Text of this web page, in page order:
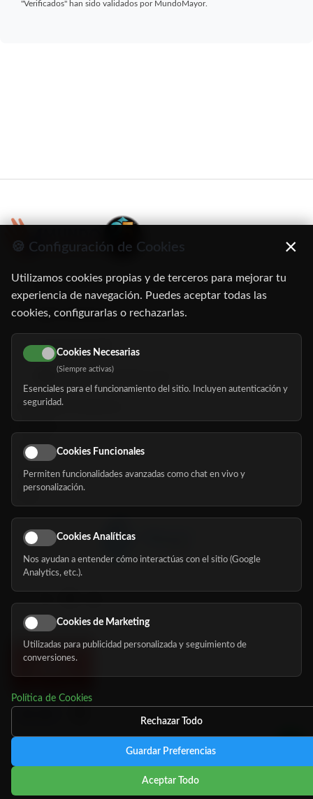
"Verificados" han sido validados por MundoMayor.
C/ Oruro, 11. 28016 Madrid
91 345 06 26
616 113 103
hola@mundomayor.com
Buscador de residencias
Eventos
Nosotros
Síguenos
© Copyright 2026 MundoMayor Aviso de privacidad
Aviso
🍪 Configuración de Cookies ×
Utilizamos cookies propias y de terceros para mejorar tu
experiencia de navegación. Puedes aceptar todas las
cookies, configurarlas o rechazarlas.
Cookies Necesarias
(Siempre activas)
Esenciales para el funcionamiento del sitio. Incluyen autenticación y
seguridad.
Cookies Funcionales
Permiten funcionalidades avanzadas como chat en vivo y
personalización.
Cookies Analíticas
Nos ayudan a entender cómo interactúas con el sitio (Google
Analytics, etc.).
Cookies de Marketing
Utilizadas para publicidad personalizada y seguimiento de
conversiones.
Política de Cookies
Rechazar Todo
Guardar Preferencias
Aceptar Todo